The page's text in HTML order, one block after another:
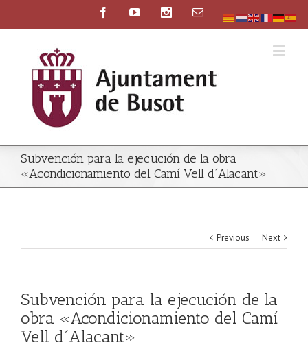
Subvención para la ejecución de la obra
«Acondicionamiento del Camí Vell d´Alacant»
Previous Next
Subvención para la ejecución de la
obra «Acondicionamiento del Camí
Vell d´Alacant»